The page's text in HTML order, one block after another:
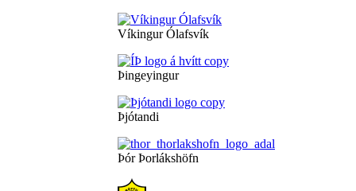
Víkingur Ólafsvík
Þingeyingur
Þjótandi
Þór Þorlákshöfn